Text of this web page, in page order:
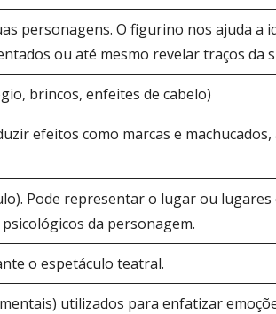
personagens. O figurino nos ajuda a
ou até mesmo revelar traços da
brincos, enfeites de cabelo­)
efeitos como marcas e
Pode representar o lugar ou
da personagem.
o espetáculo teatral.
utilizados para enfatizar